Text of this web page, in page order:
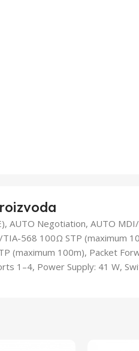
AUTO Negotiation, AUTO
568 100Ω STP (maximum
(maximum 100m), Packet
1–4, Power Supply: 41 W,